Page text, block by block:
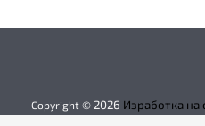
Copyright © 2026 Изработка на